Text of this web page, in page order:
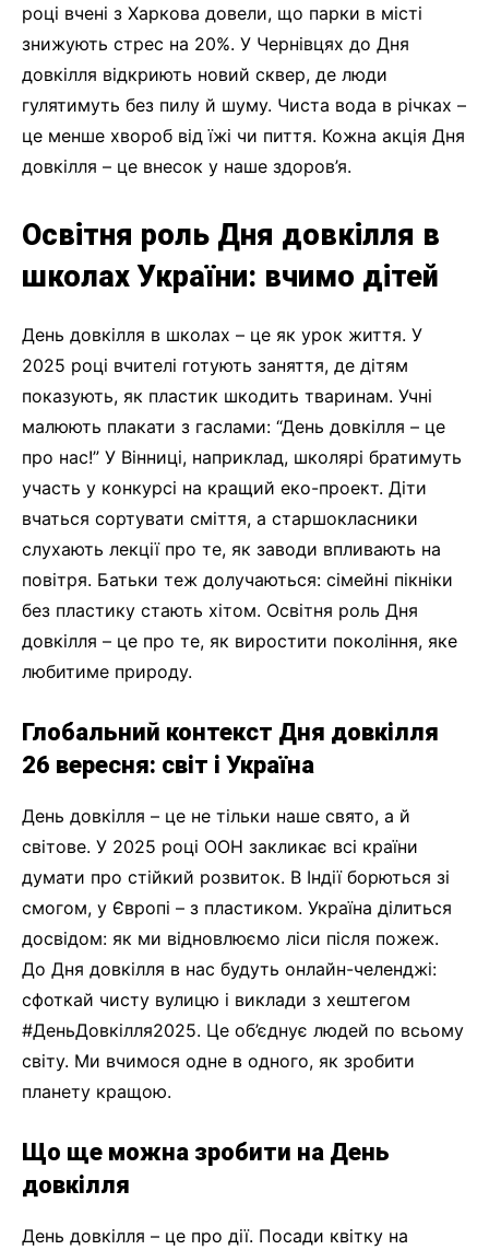
році вчені з Харкова довели, що парки в місті
знижують стрес на 20%. У Чернівцях до Дня
довкілля відкриють новий сквер, де люди
гулятимуть без пилу й шуму. Чиста вода в річках –
це менше хвороб від їжі чи пиття. Кожна акція Дня
довкілля – це внесок у наше здоров’я.
Освітня роль Дня довкілля в
школах України: вчимо дітей
День довкілля в школах – це як урок життя. У
2025 році вчителі готують заняття, де дітям
показують, як пластик шкодить тваринам. Учні
малюють плакати з гаслами: “День довкілля – це
про нас!” У Вінниці, наприклад, школярі братимуть
участь у конкурсі на кращий еко-проект. Діти
вчаться сортувати сміття, а старшокласники
слухають лекції про те, як заводи впливають на
повітря. Батьки теж долучаються: сімейні пікніки
без пластику стають хітом. Освітня роль Дня
довкілля – це про те, як виростити покоління, яке
любитиме природу.
Глобальний контекст Дня довкілля
26 вересня: світ і Україна
День довкілля – це не тільки наше свято, а й
світове. У 2025 році ООН закликає всі країни
думати про стійкий розвиток. В Індії борються зі
смогом, у Європі – з пластиком. Україна ділиться
досвідом: як ми відновлюємо ліси після пожеж.
До Дня довкілля в нас будуть онлайн-челенджі:
сфоткай чисту вулицю і виклади з хештегом
#ДеньДовкілля2025. Це об’єднує людей по всьому
світу. Ми вчимося одне в одного, як зробити
планету кращою.
Що ще можна зробити на День
довкілля
День довкілля – це про дії. Посади квітку на